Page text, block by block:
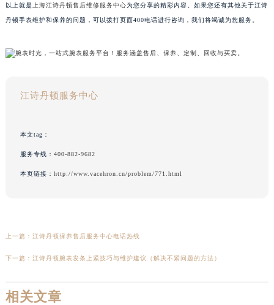
以上就是 上海江诗丹顿售后维修服务中心为您分享的精彩内容。如果您还有其他关于江诗
丹顿手表维护和保养的问题，可以拨打页面400电话进行咨询，我们将竭诚为您服务。
江诗丹顿服务中心
本文tag：
服务专线： 400-882-9682
本页链接： http://www.vacehron.cn/problem/771.html
上一篇： 江诗丹顿保养售后服务中心电话热线
下一篇： 江诗丹顿腕表发条上紧技巧与维护建议（解决不紧问题的方法）
相关文章